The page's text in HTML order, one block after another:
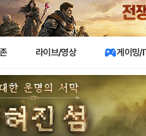
라이브/영상 게이밍/